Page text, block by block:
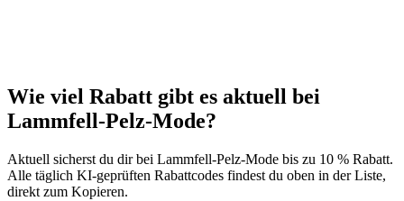
Wie viel Rabatt gibt es aktuell bei
Lammfell-Pelz-Mode?
Aktuell sicherst du dir bei Lammfell-Pelz-Mode bis zu 10 % Rabatt.
Alle täglich KI-geprüften Rabattcodes findest du oben in der Liste,
direkt zum Kopieren.